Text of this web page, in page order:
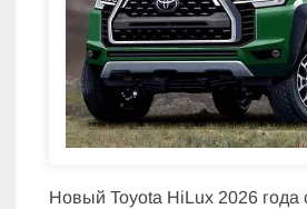
Новый Toyota HiLux 2026 года